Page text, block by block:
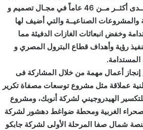
مكانتها الرائــدة علــى مــدى أكثــر مــن 46 عاماً في مجـال تصميم و
والمشروعات الصناعيــة والتي أضيف لها
وخفض انبعاثات الغازات الدفيئة مما
رؤية وأهداف قطاع البترول المصري و
عام 2023، تم إنجاز أعمال مهمة من خلال المشاركة فى
عملاقة مثل مشروع توسعات مصفاة تكرير
الهيدروجيني لشركة أنوبك، ومشروع
الغربية ومحطة ضواغط دهشور لشركة
شمال صفا المرحلة الأولى لشركة جابكو